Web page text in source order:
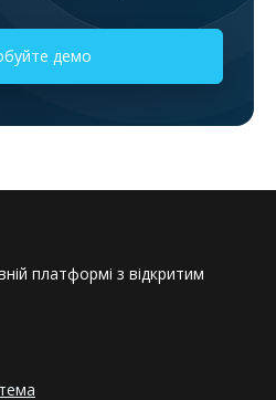
демо
платформі з відкритим